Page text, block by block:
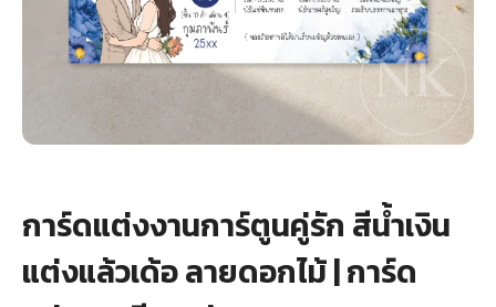
รับพิมพ์หน้าซอง +
Wax Seal Sticker | สติกเกอร์ตราครั่งปิดซอง
การ์ดแต่งงานออนไลน์
การ์ดแต่งงานการ์ตูนคู่รัก สีน้ำเงิน
แต่งแล้วเด้อ ลายดอกไม้ | การ์ด